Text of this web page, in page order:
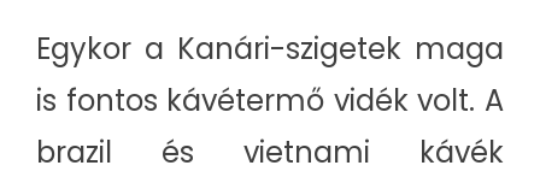
Egykor a Kanári-szigetek maga
is fontos kávétermő vidék volt. A
brazil és vietnami kávék